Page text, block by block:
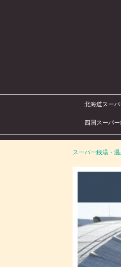
北海道スー
四国スーパ
スーパー銭湯・